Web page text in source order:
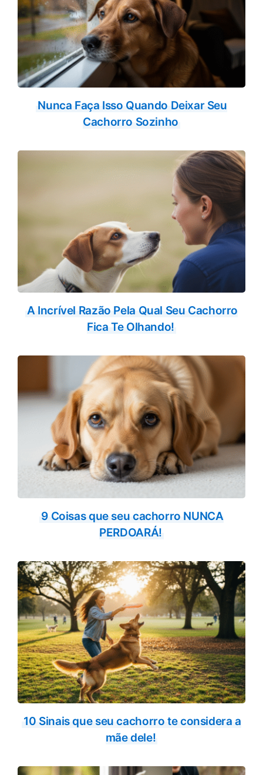
Nunca Faça Isso Quando Deixar Seu
Cachorro Sozinho
A Incrível Razão Pela Qual Seu Cachorro
Fica Te Olhando!
9 Coisas que seu cachorro NUNCA
PERDOARÁ!
10 Sinais que seu cachorro te considera a
mãe dele!